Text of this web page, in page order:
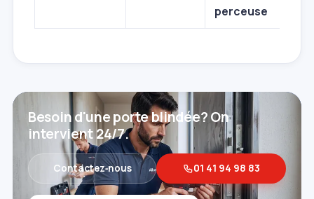
perceuse
Besoin d'une porte blindée? On
intervient 24/7.
Contactez‑nous 01 41 94 98 83